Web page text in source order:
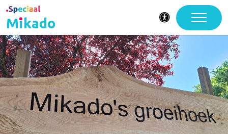
Mikado Toegankelijkheid
Gewoon waar het
kan, speciaal waar
nodig.